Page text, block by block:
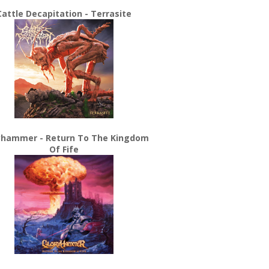
Decapitation - Terrasite
- Return To The Kingdom
Of Fife